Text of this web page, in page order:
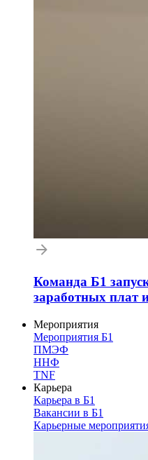
Команда Б1
заработных плат
Мероприятия
Мероприятия Б1
ПМЭФ
ННФ
TNF
Карьера
Карьера в Б1
Вакансии в Б1
Карьерные